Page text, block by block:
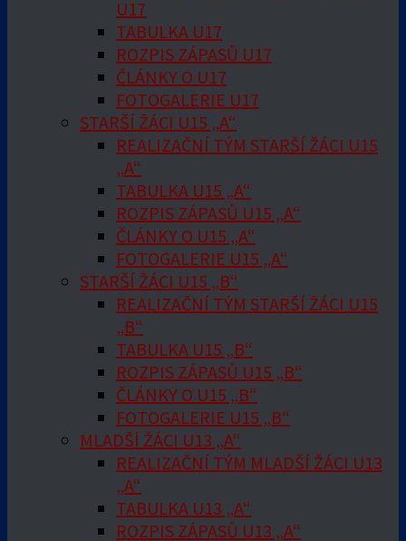
U17
TABULKA U17
ROZPIS ZÁPASŮ U17
ČLÁNKY O U17
FOTOGALERIE U17
STARŠÍ ŽÁCI U15 „A“
REALIZAČNÍ TÝM STARŠÍ ŽÁCI U15
„A“
TABULKA U15 „A“
ROZPIS ZÁPASŮ U15 „A“
ČLÁNKY O U15 „A“
FOTOGALERIE U15 „A“
STARŠÍ ŽÁCI U15 „B“
REALIZAČNÍ TÝM STARŠÍ ŽÁCI U15
„B“
TABULKA U15 „B“
ROZPIS ZÁPASŮ U15 „B“
ČLÁNKY O U15 „B“
FOTOGALERIE U15 „B“
MLADŠÍ ŽÁCI U13 „A“
REALIZAČNÍ TÝM MLADŠÍ ŽÁCI U13
„A“
TABULKA U13 „A“
ROZPIS ZÁPASŮ U13 „A“